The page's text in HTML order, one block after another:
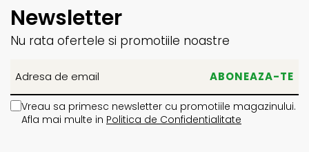
Newsletter
Nu rata ofertele si promotiile noastre
Vreau sa primesc newsletter cu promotiile magazinului.
Afla mai multe in Politica de Confidentialitate